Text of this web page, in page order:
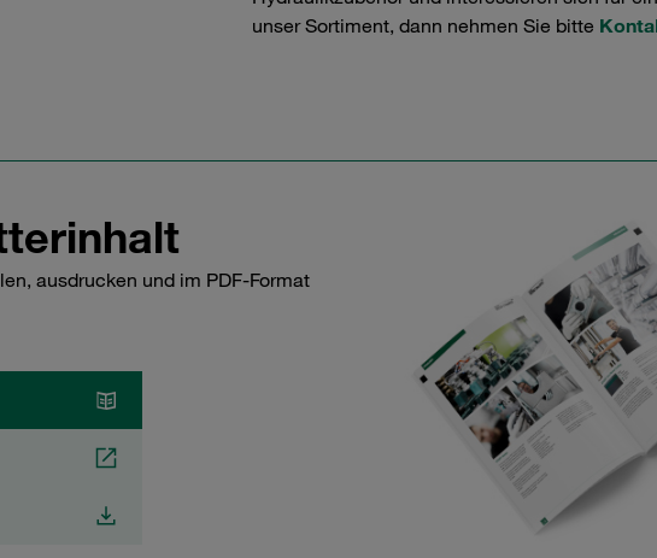
unser Sortiment, dann nehmen Sie bitte
ausdrucken und im PDF-Format